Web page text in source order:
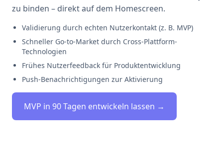
zu binden – direkt auf dem Homescreen.
Validierung durch echten Nutzerkontakt (z. B. MVP)
Schneller Go-to-Market durch Cross-Plattform-
Technologien
Frühes Nutzerfeedback für Produktentwicklung
Push-Benachrichtigungen zur Aktivierung
MVP in 90 Tagen entwickeln lassen →